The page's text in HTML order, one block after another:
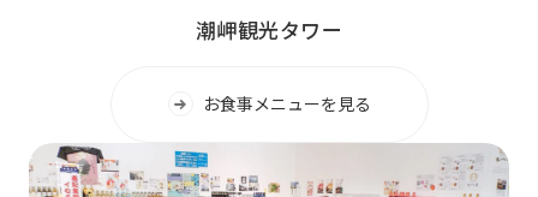
潮岬観光タワー
お食事メニューを見る